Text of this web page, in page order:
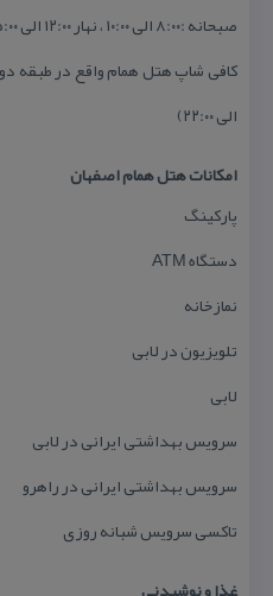
صبحانه :۸:۰۰ الی ۱۰:۰۰ ، نهار ۱۲:۰۰ الی ۱۵:۰۰ ، شام ۱۹:۰۰ الی ۲۲:۰۰)
الی ۲۲:۰۰)
امكانات هتل همام اصفهان
پاركینگ
دستگاه ATM
نمازخانه
تلویزیون در لابی
لابی
سرویس بهداشتی ایرانی در لابی
سرویس بهداشتی ایرانی در راهرو
تاكسی سرویس شبانه روزی